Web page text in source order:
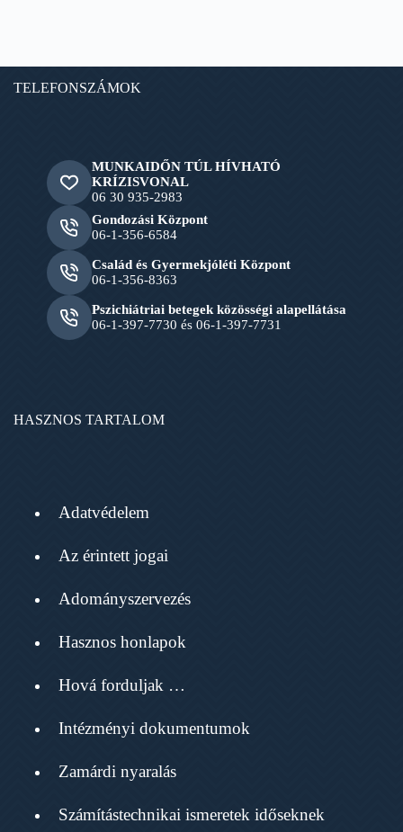
TELEFONSZÁMOK
MUNKAIDŐN TÚL HÍVHATÓ
KRÍZISVONAL
06 30 935-2983
Gondozási Központ
06-1-356-6584
Család és Gyermekjóléti Központ
06-1-356-8363
Pszichiátriai betegek közösségi alapellátása
06-1-397-7730 és 06-1-397-7731
HASZNOS TARTALOM
Adatvédelem
Az érintett jogai
Adományszervezés
Hasznos honlapok
Hová forduljak …
Intézményi dokumentumok
Zamárdi nyaralás
Számítástechnikai ismeretek időseknek